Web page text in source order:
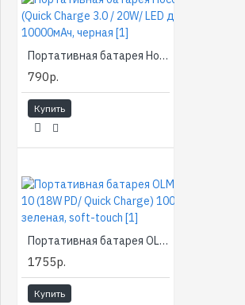
Портативная батарея Hoco J102 (Quick Charge 3.0 / 20W/ LED дисплей) 10000мАч, черная [1]
790р.
Купить
Портативная батарея OLMIO QS-10 (18W PD/ Quick Charge) 10000мАч, зеленая, soft-touch [1]
1755р.
Купить